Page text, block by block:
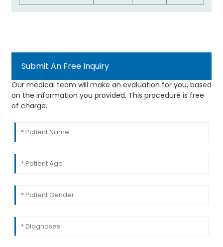
Submit An Free Inquiry
Our medical team will make an evaluation for you, based
on the information you provided. This procedure is free
of charge.